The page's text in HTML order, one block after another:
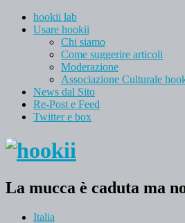
hookii lab
Usare hookii
Chi siamo
Come suggerire articoli
Moderazione
Associazione Culturale
News dal Sito
Re-Post e Feed
Twitter e box
La mucca è caduta ma
Italia